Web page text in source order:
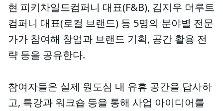
현 피키차일드컴퍼니 대표(F&B), 김지우 더루트
컴퍼니 대표(로컬 브랜드) 등 5명의 분야별 전문
가가 참여해 창업과 브랜드 기획, 공간 활용 전
략 등을 공유한다.
참여자들은 실제 원도심 내 유휴 공간을 답사하
고, 특강과 워크숍 등을 통해 사업 아이디어를